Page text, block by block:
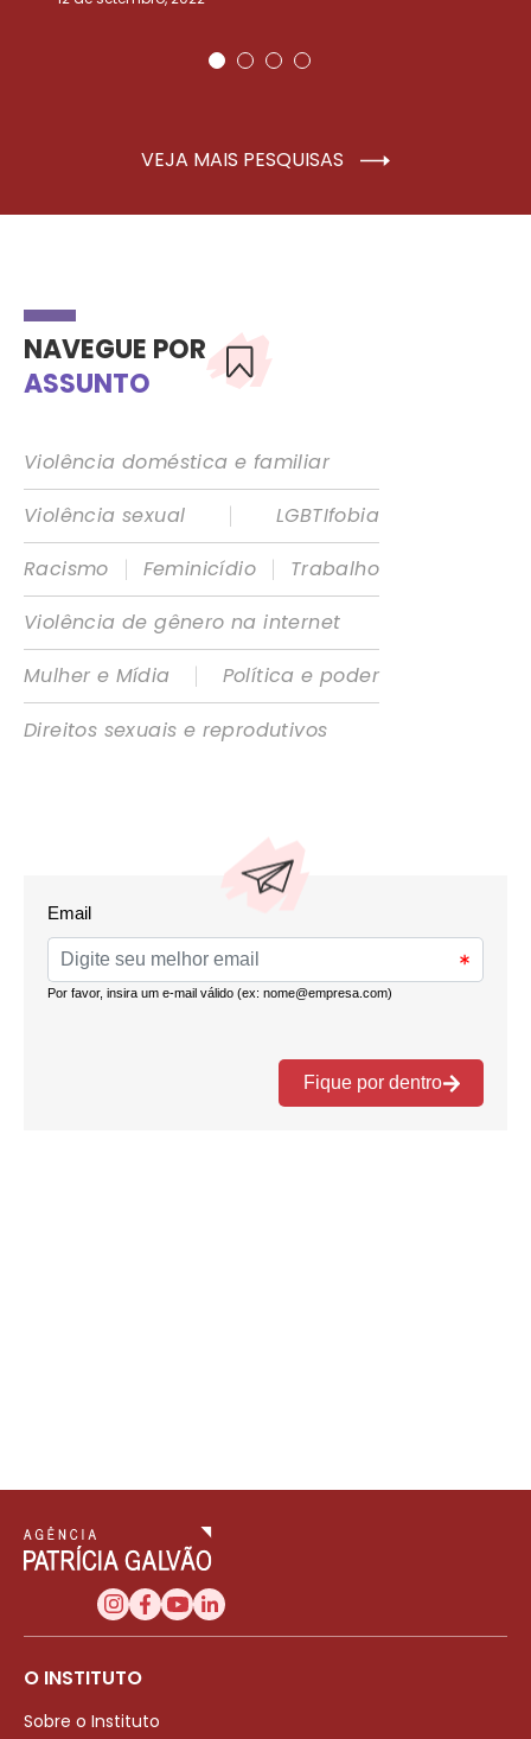
VEJA MAIS PESQUISAS
NAVEGUE POR
ASSUNTO
Violência doméstica e familiar
Violência sexual
|
LGBTIfobia
Racismo
| Feminicídio |
Trabalho
Violência de gênero na internet
Mulher e Mídia
|
Política e poder
Direitos sexuais e reprodutivos
O INSTITUTO
Sobre o Instituto